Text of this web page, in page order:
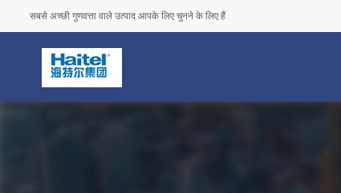
सबसे अच्छी गुणवत्ता वाले उत्पाद आपके लिए चुनने के लिए हैं